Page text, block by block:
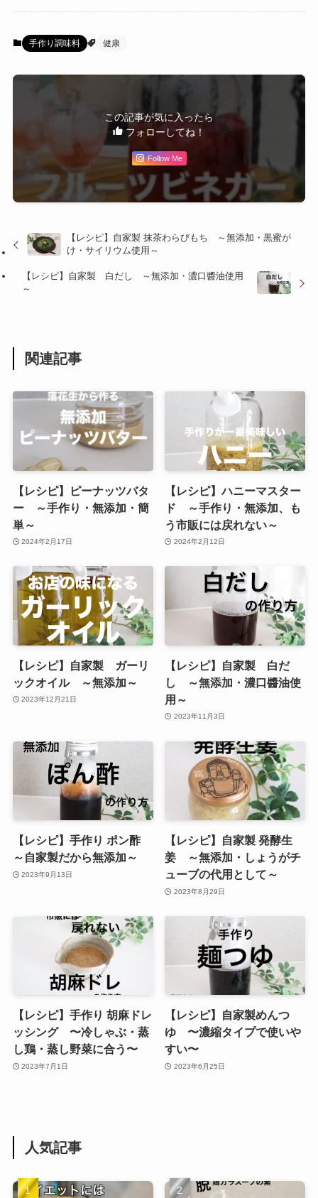
手作り調味料 健康
この記事が気に入ったら
フォローしてね！
Follow Me
【レシピ】自家製 抹茶わらびもち ～無添加・黒蜜が
け・サイリウム使用～
【レシピ】自家製 白だし ～無添加・濃口醬油使用
～
関連記事
【レシピ】ピーナッツバタ
ー ～手作り・無添加・簡
単～
2024年2月17日
【レシピ】ハニーマスター
ド ～手作り・無添加、も
う市販には戻れない～
2024年2月12日
【レシピ】自家製 ガーリ
ックオイル ～無添加～
2023年12月21日
【レシピ】自家製 白だ
し ～無添加・濃口醬油使
用～
2023年11月3日
【レシピ】手作り ポン酢
～自家製だから無添加～
2023年9月13日
【レシピ】自家製 発酵生
姜 ～無添加・しょうがチ
ューブの代用として～
2023年8月29日
【レシピ】手作り 胡麻ドレ
ッシング 〜冷しゃぶ・蒸
し鶏・蒸し野菜に合う〜
2023年7月1日
【レシピ】自家製めんつ
ゆ 〜濃縮タイプで使いや
すい〜
2023年6月25日
人気記事